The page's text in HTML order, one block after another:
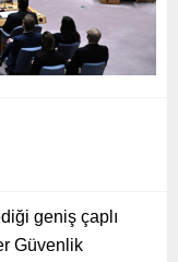
geniş çaplı
Güvenlik